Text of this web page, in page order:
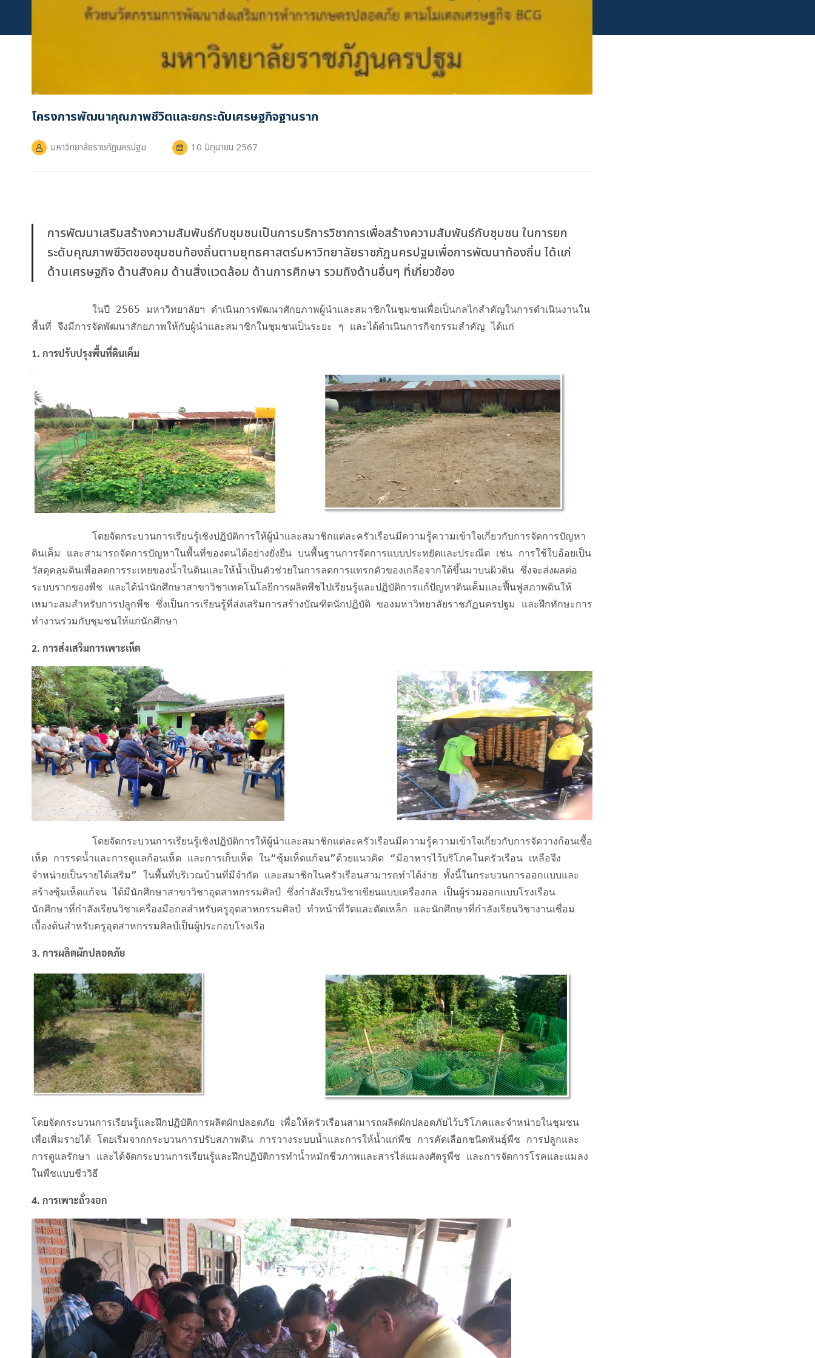
ค้นหาข้อมูลและเอกสาร
Search
for: Search
โครงการพัฒนาคุณภาพชีวิตและยกระดับเศรษฐกิจฐานราก
มหาวิทยาลัยราชภัฏนครปฐม 10 มิถุนายน 2567
การพัฒนาเสริมสร้างความสัมพันธ์กับชุมชนเป็นการบริการวิชาการเพื่อสร้างความสัมพันธ์กับชุมชน ในการยก
ระดับคุณภาพชีวิตของชุมชนท้องถิ่นตามยุทธศาสตร์มหาวิทยาลัยราชภัฏนครปฐมเพื่อการพัฒนาท้องถิ่น ได้แก่
ด้านเศรษฐกิจ ด้านสังคม ด้านสิ่งแวดล้อม ด้านการศึกษา รวมถึงด้านอื่นๆ ที่เกี่ยวข้อง
พื้นที่ จึงมีการจัดพัฒนาสักยภาพให้กับผู้นำและสมาชิกในชุมชนเป็นระยะ ๆ และได้ดำเนินการกิจกรรมสำคัญ ได้แก่
1. การปรับปรุงพื้นที่ดินเค็ม
ดินเค็ม และสามารถจัดการปัญหาในพื้นที่ของตนได้อย่างยั่งยืน บนพื้นฐานการจัดการแบบประหยัดและประณีต เช่น การใช้ใบอ้อยเป็น
วัสดุคลุมดินเพื่อลดการระเหยของน้ำในดินและให้น้ำเป็นตัวช่วยในการลดการแทรกตัวของเกลือจากใต้ขึ้นมาบนผิวดิน ซึ่งจะส่งผลต่อ
ระบบรากของพืช และได้นำนักศึกษาสาขาวิชาเทคโนโลยีการผลิตพืชไปเรียนรู้และปฏิบัติการแก้ปัญหาดินเค็มและฟื้นฟูสภาพดินให้
เหมาะสมสำหรับการปลูกพืช ซึ่งเป็นการเรียนรู้ที่ส่งเสริมการสร้างบัณฑิตนักปฏิบัติ ของมหาวิทยาลัยราชภัฏนครปฐม และฝึกทักษะการ
ทำงานร่วมกับชุมชนให้แก่นักศึกษา
2. การส่งเสริมการเพาะเห็ด
เห็ด การรดน้ำและการดูแลก้อนเห็ด และการเก็บเห็ด ใน“ซุ้มเห็ดแก้จน”ด้วยแนวคิด “มีอาหารไว้บริโภคในครัวเรือน เหลือจึง
จำหน่ายเป็นรายได้เสริม” ในพื้นที่บริเวณบ้านที่มีจำกัด และสมาชิกในครัวเรือนสามารถทำได้ง่าย ทั้งนี้ในกระบวนการออกแบบและ
สร้างซุ้มเห็ดแก้จน ได้มีนักศึกษาสาขาวิชาอุตสาหกรรมศิลป์ ซึ่งกำลังเรียนวิชาเขียนแบบเครื่องกล เป็นผู้ร่วมออกแบบโรงเรือน
นักศึกษาที่กำลังเรียนวิชาเครื่องมือกลสำหรับครูอุตสาหกรรมศิลป์ ทำหน้าที่วัดและตัดเหล็ก และนักศึกษาที่กำลังเรียนวิชางานเชื่อม
เบื้องต้นสำหรับครูอุตสาหกรรมศิลป์เป็นผู้ประกอบโรงเรือ
3. การผลิตผักปลอดภัย
โดยจัดกระบวนการเรียนรู้และฝึกปฏิบัติการผลิตผักปลอดภัย เพื่อให้ครัวเรือนสามารถผลิตผักปลอดภัยไว้บริโภคและจำหน่ายในชุมชน
เพื่อเพิ่มรายได้ โดยเริ่มจากกระบวนการปรับสภาพดิน การวางระบบน้ำและการให้น้ำแก่พืช การคัดเลือกชนิดพันธุ์พืช การปลูกและ
การดูแลรักษา และได้จัดกระบวนการเรียนรู้และฝึกปฏิบัติการทำน้ำหมักชีวภาพและสารไล่แมลงศัตรูพืช และการจัดการโรคและแมลง
ในพืชแบบชีววิธี
4. การเพาะถั่วงอก